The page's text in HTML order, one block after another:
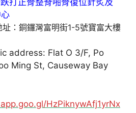
：銅鑼灣富明街1-5號寶富大樓
address: Flat O 3/F, Po
Ming St, Causeway Bay
HzPiknywAfj1yrNx